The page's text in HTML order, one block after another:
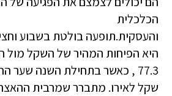
הכלכלית
והעסקית.תופעה בולטת בשבוע
היא הפיחות המהיר של השקל מול
שקל לאירו. מתברר שמרבית